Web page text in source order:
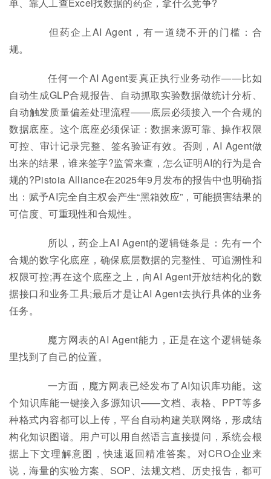
但药企上AI Agent，有一道绕不开的门槛：合
规。
任何一个AI Agent要真正执行业务动作——比如
自动生成GLP合规报告、自动抓取实验数据做统计分析、
自动触发质量偏差处理流程——底层必须接入一个合规的
数据底座。这个底座必须保证：数据来源可靠、操作权限
可控、审计记录完整、签名验证有效。否则，AI Agent做
出来的结果，谁来签字?监管来查，怎么证明AI的行为是合
规的?Pistoia Alliance在2025年9月发布的报告中也明确指
出：赋予AI完全自主权会产生“黑箱效应”，可能损害结果的
可信度、可重现性和合规性。
所以，药企上AI Agent的逻辑链条是：先有一个
合规的数字化底座，确保底层数据的完整性、可追溯性和
权限可控;再在这个底座之上，向AI Agent开放结构化的数
据接口和业务工具;最后才是让AI Agent去执行具体的业务
任务。
魔方网表的AI Agent能力，正是在这个逻辑链条
里找到了自己的位置。
一方面，魔方网表已经发布了AI知识库功能。这
个知识库能一键接入多源知识——文档、表格、PPT等多
种格式内容都可以上传，平台自动构建关联网络，形成结
构化知识图谱。用户可以用自然语言直接提问，系统会根
据上下文理解意图，快速返回精准答案。对CRO企业来
说，海量的实验方案、SOP、法规文档、历史报告，都可